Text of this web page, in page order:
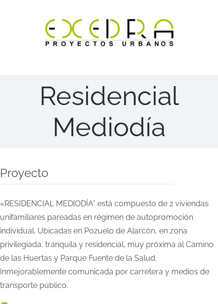
Residencial
Mediodía
Proyecto
«RESIDENCIAL MEDIODÍA” está compuesto de 2 viviendas
unifamiliares pareadas en régimen de autopromoción
individual. Ubicadas en Pozuelo de Alarcón, en zona
privilegiada, tranquila y residencial, muy próxima al Camino
de las Huertas y Parque Fuente de la Salud.
Inmejorablemente comunicada por carretera y medios de
transporte público.